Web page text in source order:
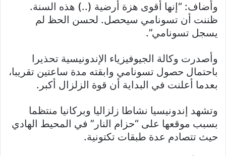
وأضاف: “إنها أقوى هزة أرضية (..) هذه السنة.
ظننت أن تسونامي سيحصل. لحسن الحظ لم
يسجل تسونامي”.
وأصدرت وكالة الجيوفيزياء الإندونيسية تحذيرا
باحتمال حصول تسونامي وابقته مدة ساعتين تقريبا،
بعدما أعلنت في البداية أن قوة الزلزال أكبر.
وتشهد إندونيسيا نشاطا زلزاليا وبركانيا منتظما
بسبب موقعها على “حزام النار” في المحيط الهادي
حيث تتصادم عدة طبقات تكتونية.